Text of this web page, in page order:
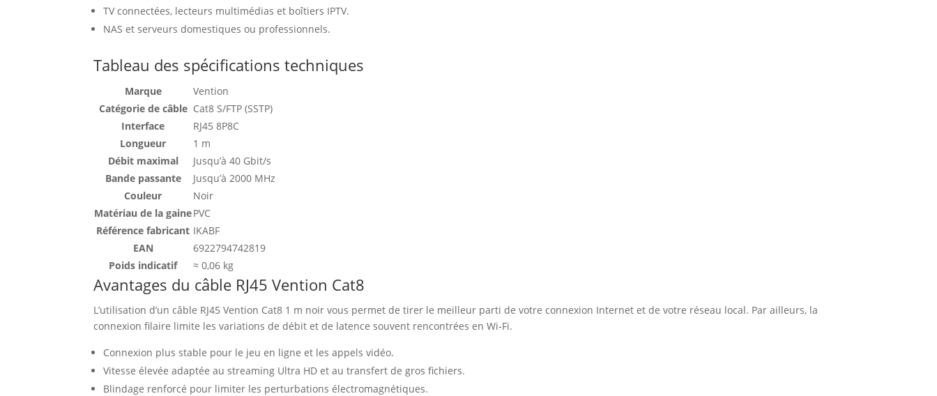
TV connectées, lecteurs multimédias et boîtiers IPTV.
NAS et serveurs domestiques ou professionnels.
Tableau des spécifications techniques
Marque
Vention
Catégorie de câble Cat8 S/FTP (SSTP)
Interface
RJ45 8P8C
Longueur
1 m
Débit maximal
Jusqu’à 40 Gbit/s
Bande passante
Jusqu’à 2000 MHz
Couleur
Noir
Matériau de la gainePVC
Référence fabricant IKABF
EAN
6922794742819
Poids indicatif
≈ 0,06 kg
Avantages du câble RJ45 Vention Cat8
L’utilisation d’un câble RJ45 Vention Cat8 1 m noir vous permet de tirer le meilleur parti de votre connexion Internet et de votre réseau local. Par ailleurs, la
connexion filaire limite les variations de débit et de latence souvent rencontrées en Wi‑Fi.
Connexion plus stable pour le jeu en ligne et les appels vidéo.
Vitesse élevée adaptée au streaming Ultra HD et au transfert de gros fichiers.
Blindage renforcé pour limiter les perturbations électromagnétiques.